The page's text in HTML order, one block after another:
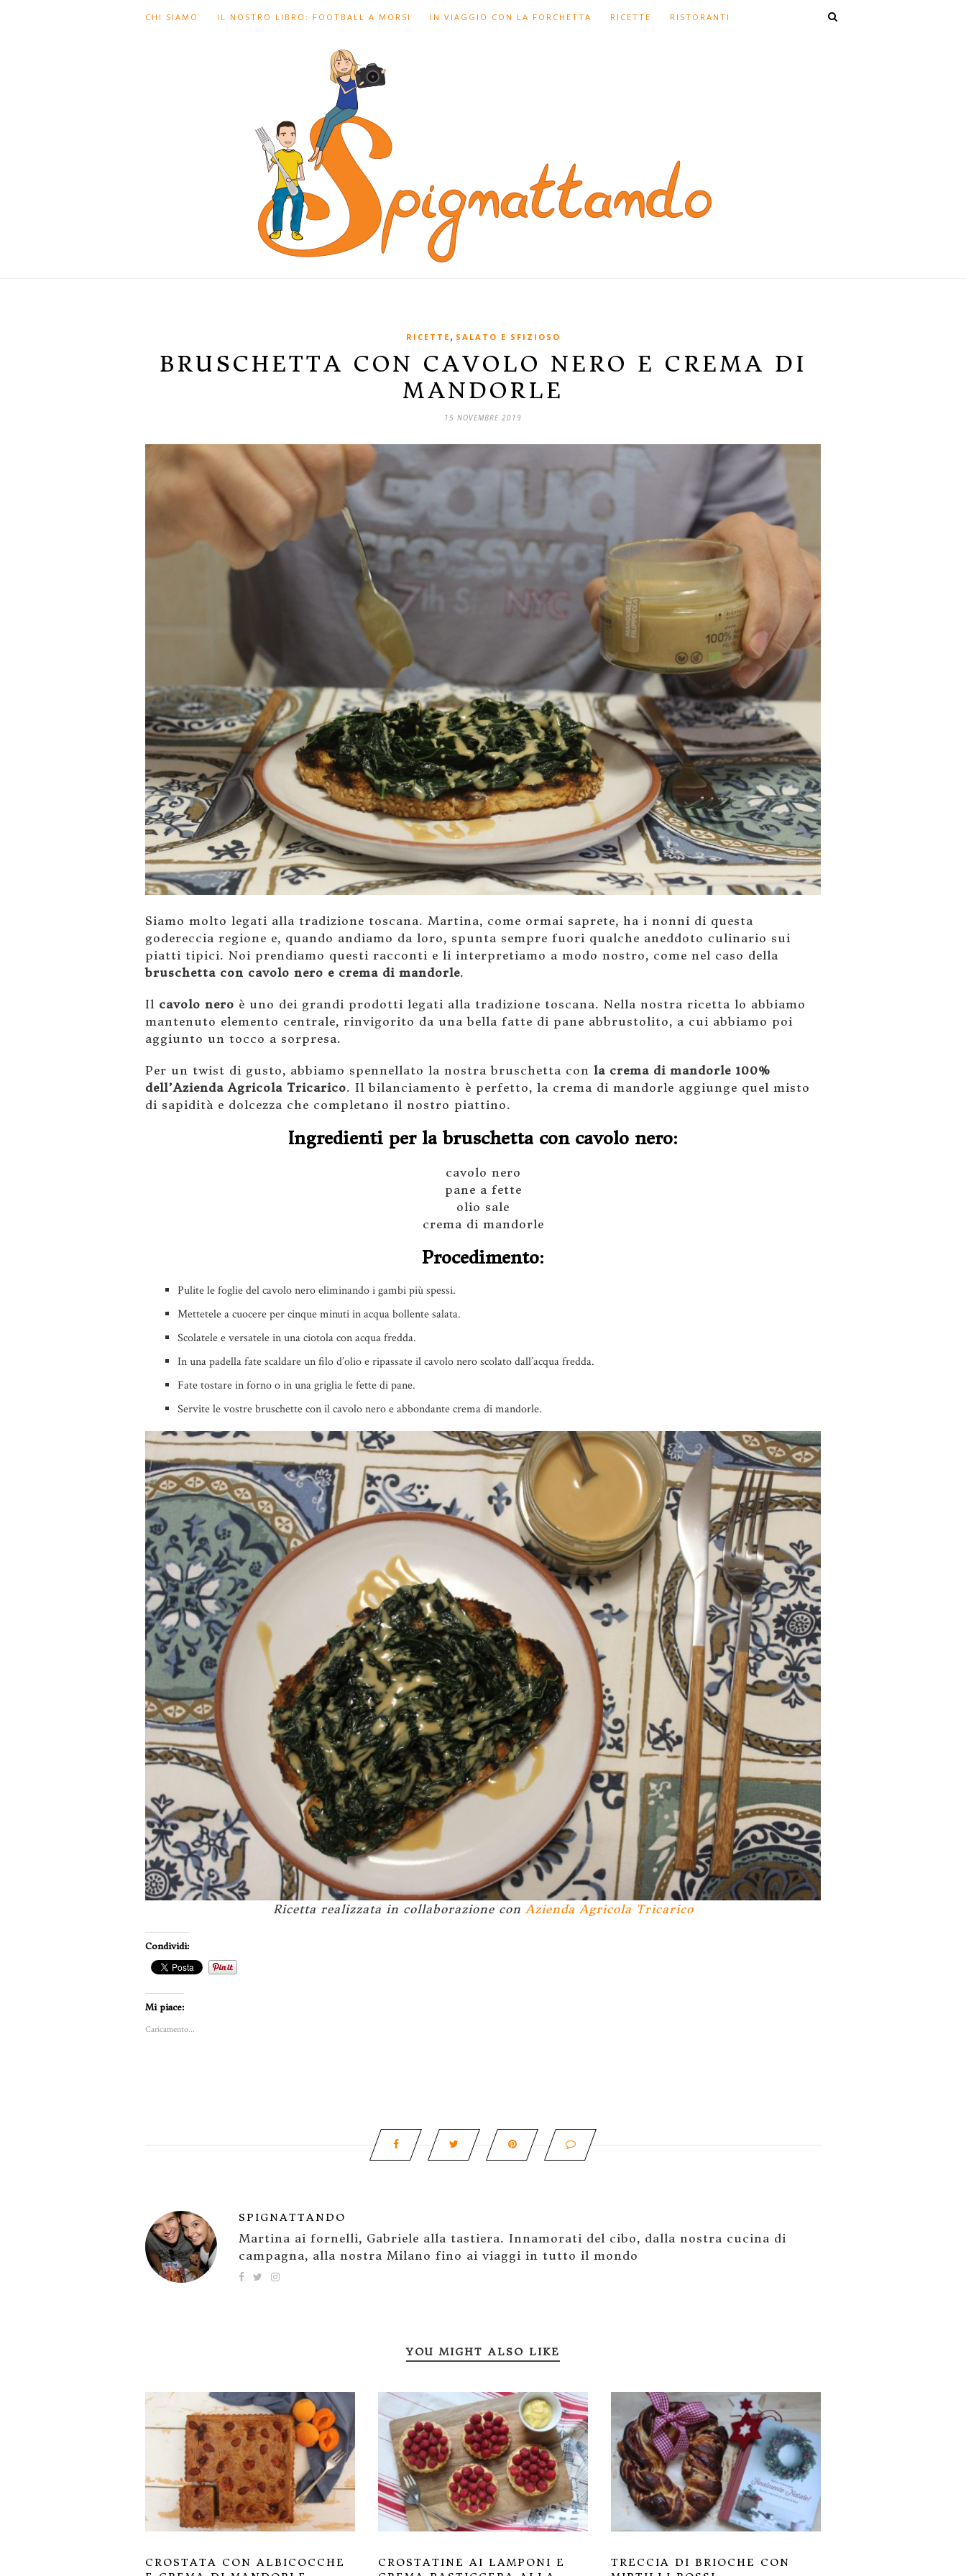
CHI SIAMO IL NOSTRO LIBRO: FOOTBALL A MORSI IN VIAGGIO CON LA FORCHETTA RICETTE RISTORANTI
RICETTE , SALATO E SFIZIOSO
BRUSCHETTA CON CAVOLO NERO E CREMA DI
MANDORLE
15 NOVEMBRE 2019
Siamo molto legati alla tradizione toscana. Martina, come ormai saprete, ha i nonni di questa
godereccia regione e, quando andiamo da loro, spunta sempre fuori qualche aneddoto culinario sui
piatti tipici. Noi prendiamo questi racconti e li interpretiamo a modo nostro, come nel caso della
bruschetta con cavolo nero e crema di mandorle.
Il cavolo nero è uno dei grandi prodotti legati alla tradizione toscana. Nella nostra ricetta lo abbiamo
mantenuto elemento centrale, rinvigorito da una bella fatte di pane abbrustolito, a cui abbiamo poi
aggiunto un tocco a sorpresa.
Per un twist di gusto, abbiamo spennellato la nostra bruschetta con la crema di mandorle 100%
dell’Azienda Agricola Tricarico. Il bilanciamento è perfetto, la crema di mandorle aggiunge quel misto
di sapidità e dolcezza che completano il nostro piattino.
Ingredienti per la bruschetta con cavolo nero:
cavolo nero
pane a fette
olio sale
crema di mandorle
Procedimento:
Pulite le foglie del cavolo nero eliminando i gambi più spessi.
Mettetele a cuocere per cinque minuti in acqua bollente salata.
Scolatele e versatele in una ciotola con acqua fredda.
In una padella fate scaldare un filo d’olio e ripassate il cavolo nero scolato dall’acqua fredda.
Fate tostare in forno o in una griglia le fette di pane.
Servite le vostre bruschette con il cavolo nero e abbondante crema di mandorle.
Ricetta realizzata in collaborazione con Azienda Agricola Tricarico
Condividi:
Mi piace:
Caricamento...
SPIGNATTANDO
Martina ai fornelli, Gabriele alla tastiera. Innamorati del cibo, dalla nostra cucina di
campagna, alla nostra Milano fino ai viaggi in tutto il mondo
YOU MIGHT ALSO LIKE
CROSTATA CON ALBICOCCHE
CROSTATINE AI LAMPONI E
TRECCIA DI BRIOCHE CON